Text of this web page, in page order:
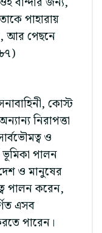
পাহারায়
আর পেছনে
কোস্ট
নিরাপত্তা
ও
ভূমিকা পালন
ও মানুষের
পালন করেন,
এসব
পারেন।